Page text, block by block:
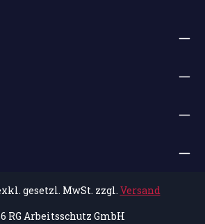
RG Arbeitsschutz GmbH
gesetzl. MwSt. zzgl. Versand